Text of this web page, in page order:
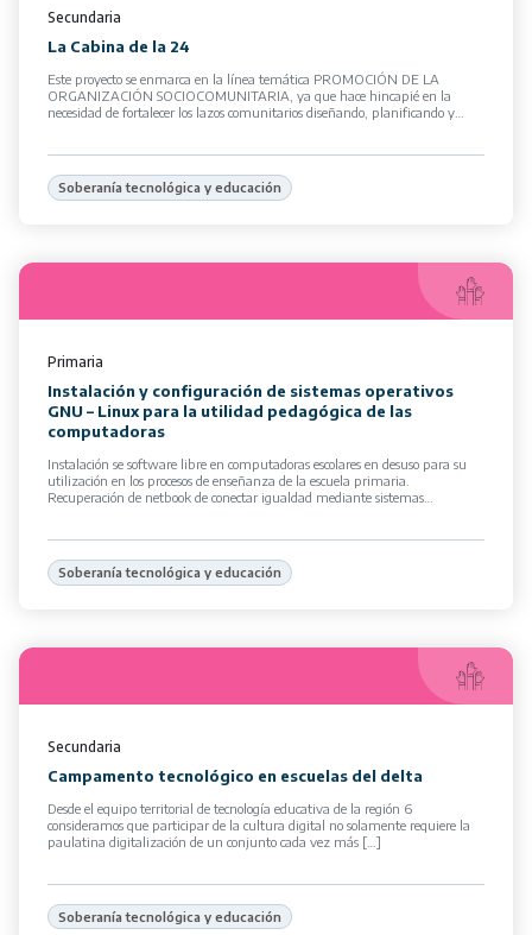
Secundaria
La Cabina de la 24
Este proyecto se enmarca en la línea temática PROMOCIÓN DE LA
ORGANIZACIÓN SOCIOCOMUNITARIA, ya que hace hincapié en la
necesidad de fortalecer los lazos comunitarios diseñando, planificando y
Soberanía tecnológica y educación
Primaria
Instalación y configuración de sistemas operativos
GNU – Linux para la utilidad pedagógica de las
computadoras
Instalación se software libre en computadoras escolares en desuso para su
utilización en los procesos de enseñanza de la escuela primaria.
Recuperación de netbook de conectar igualdad mediante sistemas
Soberanía tecnológica y educación
Secundaria
Campamento tecnológico en escuelas del delta
Desde el equipo territorial de tecnología educativa de la región 6
consideramos que participar de la cultura digital no solamente requiere la
paulatina digitalización de un conjunto cada vez más […]
Soberanía tecnológica y educación